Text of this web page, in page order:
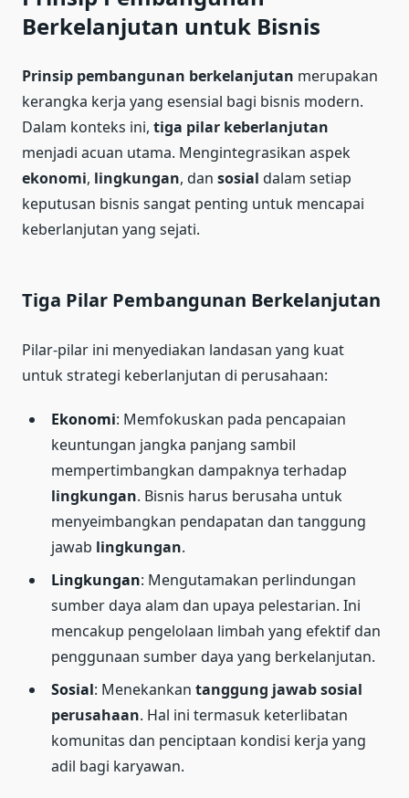
Berkelanjutan untuk Bisnis
Prinsip pembangunan berkelanjutan merupakan
kerangka kerja yang esensial bagi bisnis modern.
Dalam konteks ini, tiga pilar keberlanjutan
menjadi acuan utama. Mengintegrasikan aspek
ekonomi, lingkungan, dan sosial dalam setiap
keputusan bisnis sangat penting untuk mencapai
keberlanjutan yang sejati.
Tiga Pilar Pembangunan Berkelanjutan
Pilar-pilar ini menyediakan landasan yang kuat
untuk strategi keberlanjutan di perusahaan:
Ekonomi: Memfokuskan pada pencapaian
keuntungan jangka panjang sambil
mempertimbangkan dampaknya terhadap
lingkungan. Bisnis harus berusaha untuk
menyeimbangkan pendapatan dan tanggung
jawab lingkungan.
Lingkungan: Mengutamakan perlindungan
sumber daya alam dan upaya pelestarian. Ini
mencakup pengelolaan limbah yang efektif dan
penggunaan sumber daya yang berkelanjutan.
Sosial: Menekankan tanggung jawab sosial
perusahaan. Hal ini termasuk keterlibatan
komunitas dan penciptaan kondisi kerja yang
adil bagi karyawan.